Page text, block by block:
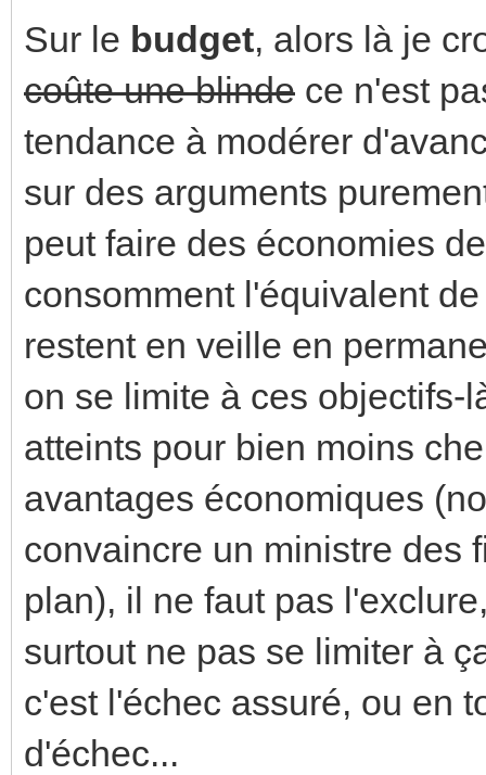
Sur le budget, alors là je
coûte une blinde ce n'est
tendance à modérer
sur des arguments
peut faire des économies
consomment l'équivalent
restent en veille en
on se limite à ces objectifs-
atteints pour bien moins
avantages économiques
convaincre un ministre des
plan), il ne faut pas
surtout ne pas se limiter à
c'est l'échec assuré, ou en
d'échec...